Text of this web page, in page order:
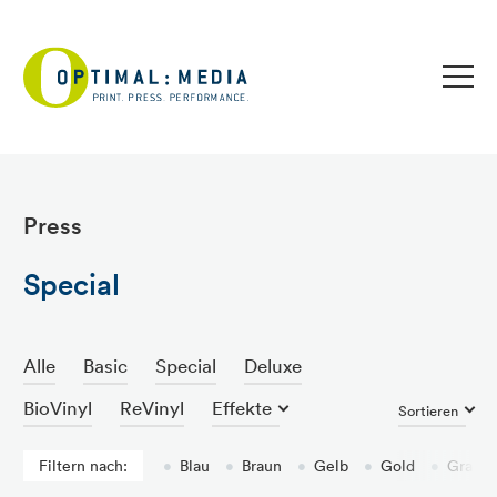
Press
Special
Alle Basic Special
Deluxe
BioVinyl
ReVinyl Effekte Sortieren
Filtern nach: • Blau • Braun • Gelb • Gold Grau